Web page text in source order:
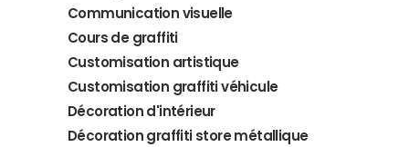
Communication visuelle
Cours de graffiti
Customisation artistique
Customisation graffiti véhicule
Décoration d'intérieur
Décoration graffiti store métallique